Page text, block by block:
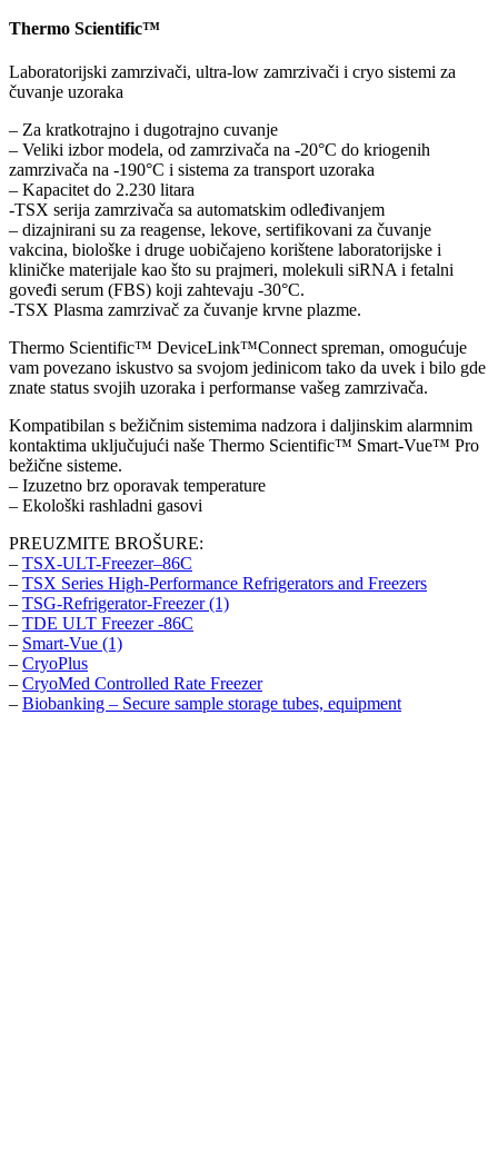
Thermo Scientific™
Laboratorijski zamrzivači, ultra-low zamrzivači i cryo sistemi za
čuvanje uzoraka
– Za kratkotrajno i dugotrajno cuvanje
– Veliki izbor modela, od zamrzivača na -20°C do kriogenih
zamrzivača na -190°C i sistema za transport uzoraka
– Kapacitet do 2.230 litara
-TSX serija zamrzivača sa automatskim odleđivanjem
– dizajnirani su za reagense, lekove, sertifikovani za čuvanje
vakcina, biološke i druge uobičajeno korištene laboratorijske i
kliničke materijale kao što su prajmeri, molekuli siRNA i fetalni
goveđi serum (FBS) koji zahtevaju -30°C.
-TSX Plasma zamrzivač za čuvanje krvne plazme.
Thermo Scientific™ DeviceLink™Connect spreman, omogućuje
vam povezano iskustvo sa svojom jedinicom tako da uvek i bilo gde
znate status svojih uzoraka i performanse vašeg zamrzivača.
Kompatibilan s bežičnim sistemima nadzora i daljinskim alarmnim
kontaktima uključujući naše Thermo Scientific™ Smart-Vue™ Pro
bežične sisteme.
– Izuzetno brz oporavak temperature
– Ekološki rashladni gasovi
PREUZMITE BROŠURE:
– TSX-ULT-Freezer–86C
– TSX Series High-Performance Refrigerators and Freezers
– TSG-Refrigerator-Freezer (1)
– TDE ULT Freezer -86C
– Smart-Vue (1)
– CryoPlus
– CryoMed Controlled Rate Freezer
– Biobanking – Secure sample storage tubes, equipment